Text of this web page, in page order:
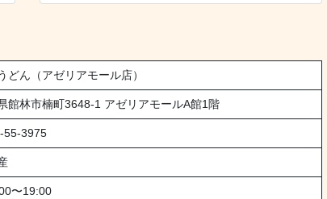
どん（アゼリアモール店）
館林市楠町3648-1 アゼリアモールA館1階
55-3975
〜19:00